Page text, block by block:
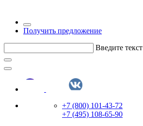
Получить предложение
Введите текст
+7 (800) 101-43-72
+7 (495) 108-65-90